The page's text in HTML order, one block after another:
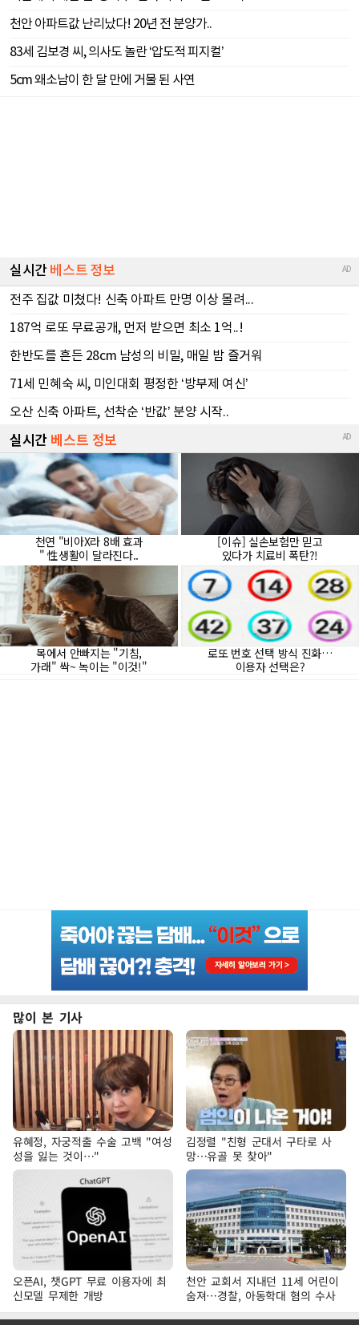
많이 본 기사
유혜정, 자궁적출 수술 고백 "여성
성을 잃는 것이…"
김정렬 "친형 군대서 구타로 사
망…유골 못 찾아"
오픈AI, 챗GPT 무료 이용자에 최
신모델 무제한 개방
천안 교회서 지내던 11세 어린이
숨져…경찰, 아동학대 혐의 수사